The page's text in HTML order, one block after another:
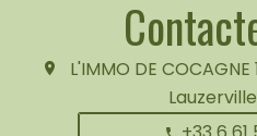
L'IMMO DE COCAGNE